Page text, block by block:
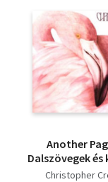
Another
Dalszövegek
Christopher
Christopher